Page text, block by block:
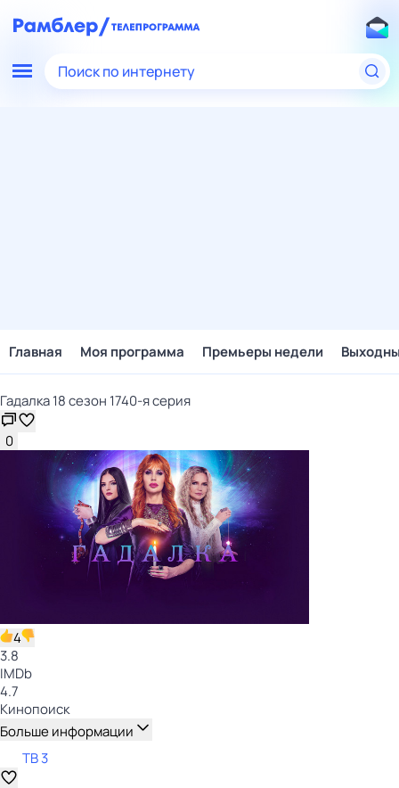
Поиск по интернету
Главная Моя программа Премьеры недели
Гадалка 18 сезон 1740-я серия
0
4
3.8
IMDb
4.7
Кинопоиск
Больше информации
ТВ 3